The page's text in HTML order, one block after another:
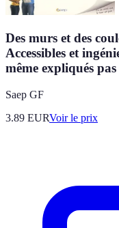
Des murs et des
Accessibles et
même expliqués
Saep GF
3.89 EURVoir le prix